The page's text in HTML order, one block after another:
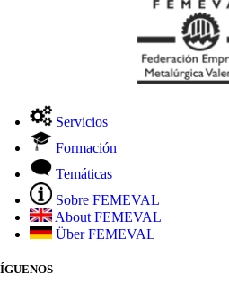
Servicios
Formación
Temáticas
Sobre FEMEVAL
About FEMEVAL
Über FEMEVAL